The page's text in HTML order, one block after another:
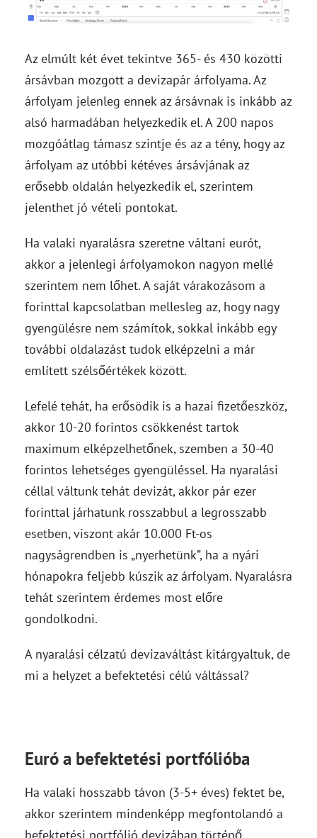
Az elmúlt két évet tekintve 365- és 430 közötti
ársávban mozgott a devizapár árfolyama. Az
árfolyam jelenleg ennek az ársávnak is inkább az
alsó harmadában helyezkedik el. A 200 napos
mozgóátlag támasz szintje és az a tény, hogy az
árfolyam az utóbbi kétéves ársávjának az
erősebb oldalán helyezkedik el, szerintem
jelenthet jó vételi pontokat.
Ha valaki nyaralásra szeretne váltani eurót,
akkor a jelenlegi árfolyamokon nagyon mellé
szerintem nem lőhet. A saját várakozásom a
forinttal kapcsolatban mellesleg az, hogy nagy
gyengülésre nem számítok, sokkal inkább egy
további oldalazást tudok elképzelni a már
említett szélsőértékek között.
Lefelé tehát, ha erősödik is a hazai fizetőeszköz,
akkor 10-20 forintos csökkenést tartok
maximum elképzelhetőnek, szemben a 30-40
forintos lehetséges gyengüléssel. Ha nyaralási
céllal váltunk tehát devizát, akkor pár ezer
forinttal járhatunk rosszabbul a legrosszabb
esetben, viszont akár 10.000 Ft-os
nagyságrendben is „nyerhetünk”, ha a nyári
hónapokra feljebb kúszik az árfolyam. Nyaralásra
tehát szerintem érdemes most előre
gondolkodni.
A nyaralási célzatú devizaváltást kitárgyaltuk, de
mi a helyzet a befektetési célú váltással?
Euró a befektetési portfólióba
Ha valaki hosszabb távon (3-5+ éves) fektet be,
akkor szerintem mindenképp megfontolandó a